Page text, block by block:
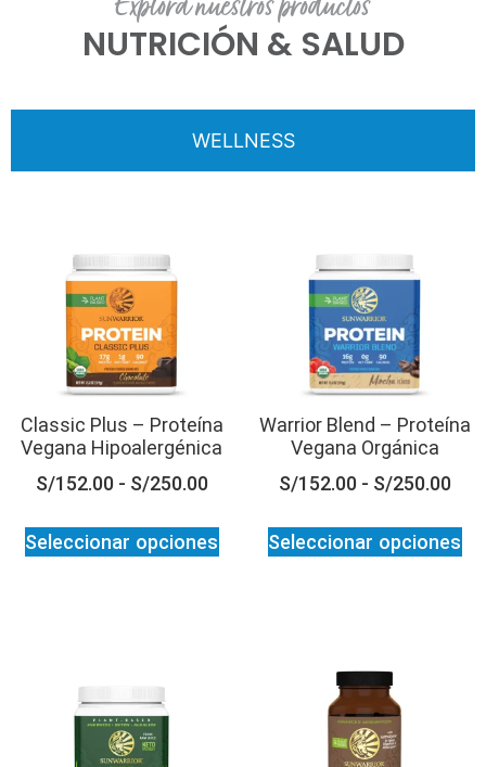
NUTRICIÓN & SALUD
WELLNESS
Classic Plus – Proteína
Vegana Hipoalergénica
S/152.00 - S/250.00
Seleccionar opciones
Warrior Blend – Proteína
Vegana Orgánica
S/152.00 - S/250.00
Seleccionar opciones